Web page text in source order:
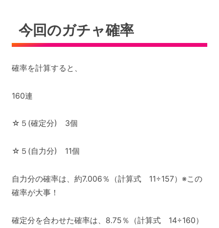
今回のガチャ確率
確率を計算すると、
160連
☆５(確定分) 3個
☆５(自力分) 11個
自力分の確率は、約7.006％（計算式 11÷157）※この
確率が大事！
確定分を合わせた確率は、8.75％（計算式 14÷160）